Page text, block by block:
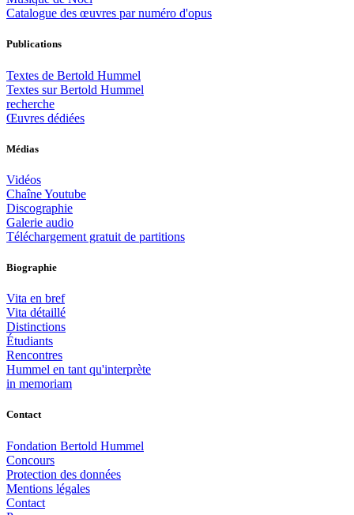
Catalogue des œuvres par numéro d'opus
Publications
Textes de Bertold Hummel
Textes sur Bertold Hummel
recherche
Œuvres dédiées
Médias
Vidéos
Chaîne Youtube
Discographie
Galerie audio
Téléchargement gratuit de partitions
Biographie
Vita en bref
Vita détaillé
Distinctions
Étudiants
Rencontres
Hummel en tant qu'interprète
in memoriam
Contact
Fondation Bertold Hummel
Concours
Protection des données
Mentions légales
Contact